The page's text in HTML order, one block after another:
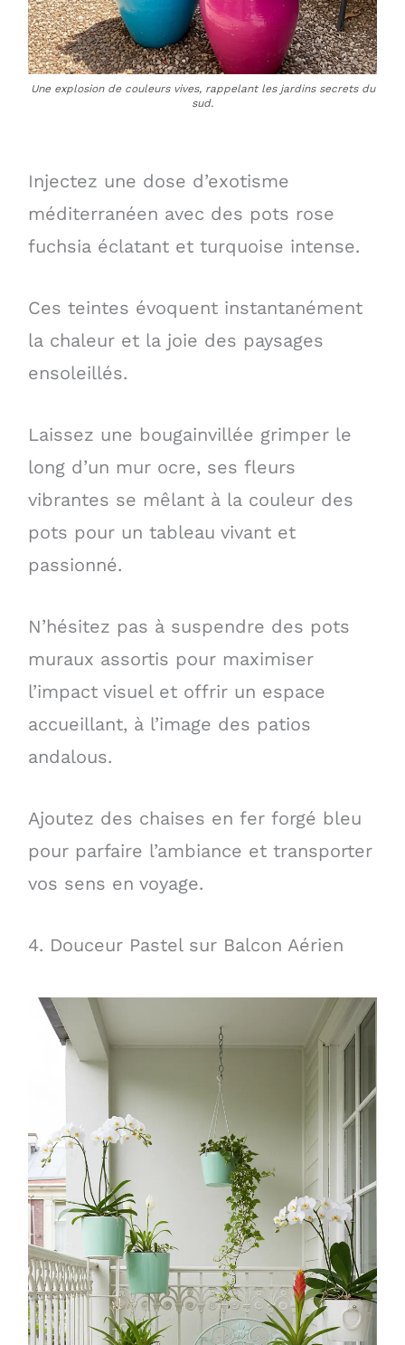
Une explosion de couleurs vives, rappelant les jardins secrets du
sud.
Injectez une dose d’exotisme
méditerranéen avec des pots rose
fuchsia éclatant et turquoise intense.
Ces teintes évoquent instantanément
la chaleur et la joie des paysages
ensoleillés.
Laissez une bougainvillée grimper le
long d’un mur ocre, ses fleurs
vibrantes se mêlant à la couleur des
pots pour un tableau vivant et
passionné.
N’hésitez pas à suspendre des pots
muraux assortis pour maximiser
l’impact visuel et offrir un espace
accueillant, à l’image des patios
andalous.
Ajoutez des chaises en fer forgé bleu
pour parfaire l’ambiance et transporter
vos sens en voyage.
4. Douceur Pastel sur Balcon Aérien